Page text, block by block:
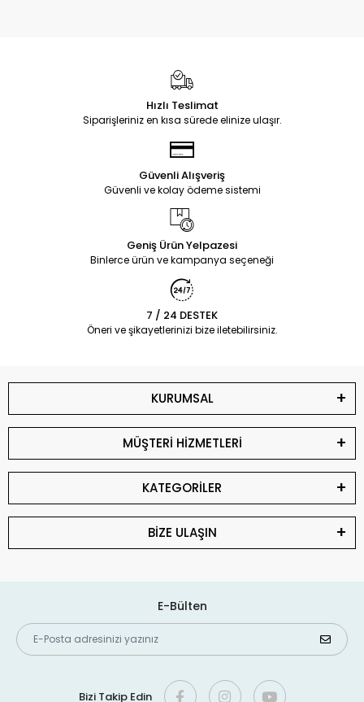
Hızlı Teslimat
Siparişleriniz en kısa sürede elinize ulaşır.
Güvenli Alışveriş
Güvenli ve kolay ödeme sistemi
Geniş Ürün Yelpazesi
Binlerce ürün ve kampanya seçeneği
7 / 24 DESTEK
Öneri ve şikayetlerinizi bize iletebilirsiniz.
KURUMSAL
MÜŞTERİ HİZMETLERİ
KATEGORİLER
BİZE ULAŞIN
E-Bülten
Bizi Takip Edin